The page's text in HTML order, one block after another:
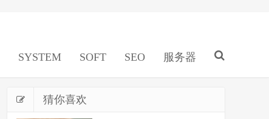
SYSTEM SOFT SEO 服务器
猜你喜欢